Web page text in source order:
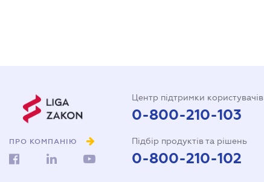
ПРО КОМПАНІЮ
Центр підтримки користувачів
0-800-210-103
Підбір продуктів та рішень
0-800-210-102